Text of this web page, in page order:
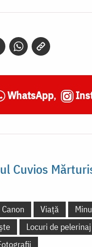
WhatsApp,
Cuvios
Canon Viață
Locuri de pelerinaj